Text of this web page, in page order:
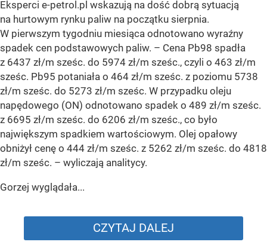
Eksperci e-petrol.pl wskazują na dość dobrą sytuacją
na hurtowym rynku paliw na początku sierpnia.
W pierwszym tygodniu miesiąca odnotowano wyraźny
spadek cen podstawowych paliw. – Cena Pb98 spadła
z 6437 zł/m sześc. do 5974 zł/m sześc., czyli o 463 zł/m
sześc. Pb95 potaniała o 464 zł/m sześc. z poziomu 5738
zł/m sześc. do 5273 zł/m sześc. W przypadku oleju
napędowego (ON) odnotowano spadek o 489 zł/m sześc.
z 6695 zł/m sześc. do 6206 zł/m sześc., co było
największym spadkiem wartościowym. Olej opałowy
obniżył cenę o 444 zł/m sześc. z 5262 zł/m sześc. do 4818
zł/m sześc. – wyliczają analitycy.
Gorzej wyglądała...
CZYTAJ DALEJ